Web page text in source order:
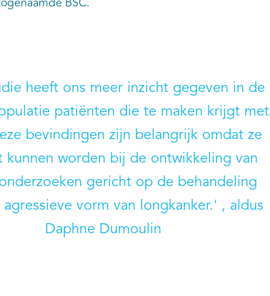
BSC.
heeft ons meer inzicht gegeven in de
patiënten die te maken krijgt met
bevindingen zijn belangrijk omdat ze
kunnen worden bij de ontwikkeling van
gericht op de behandeling
agressieve vorm van longkanker.' , aldus
Daphne Dumoulin